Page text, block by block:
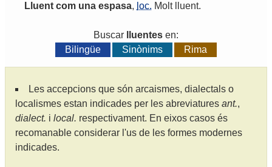
Lluent com una espasa, loc. Molt lluent.
Buscar lluentes en:
Bilingüe
Sinònims Rima
Les accepcions que són arcaismes, dialectals o
localismes estan indicades per les abreviatures ant.,
dialect. i local. respectivament. En eixos casos és
recomanable considerar l'us de les formes modernes
indicades.